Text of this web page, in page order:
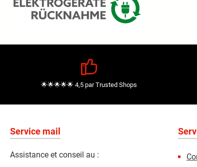
🌟🌟🌟🌟🌟 4,5 par Trusted Shops
Service mail
Assistance et conseil au :